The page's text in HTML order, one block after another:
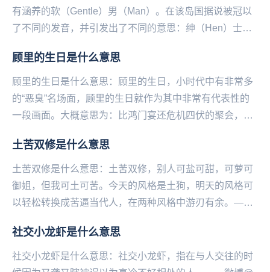
有涵养的软（Gentle）男（Man）。在该岛国据说被冠以
了不同的发音，并引发出了不同的意思：绅（Hen）士
顾里的生日是什么意思
顾里的生日是什么意思：顾里的生日，小时代中有非常多
的“恶臭”名场面，顾里的生日就作为其中非常有代表性的
一段画面。大概意思为：比鸿门宴还危机四伏的聚会，人
土苦双修是什么意思
土苦双修是什么意思：土苦双修，别人可盐可甜，可萝可
御姐，但我可土可苦。今天的风格是土狗，明天的风格可
以轻松转换成苦逼当代人，在两种风格中游刃有余。——
社交小龙虾是什么意思
社交小龙虾是什么意思：社交小龙虾，指在与人交往的时